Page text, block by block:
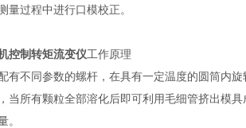
量过程中进行口模校正。
控制转矩流变仪工作原理
有不同参数的螺杆，在具有一定温度的圆筒内
当所有颗粒全部溶化后即可利用毛细管挤出模
。